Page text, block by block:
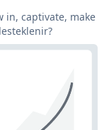
in, captivate, make